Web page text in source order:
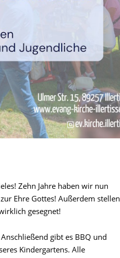
Zehn Jahre haben wir nun
Ehre Gottes! Außerdem stellen
gesegnet!
gibt es BBQ und
Kindergartens. Alle